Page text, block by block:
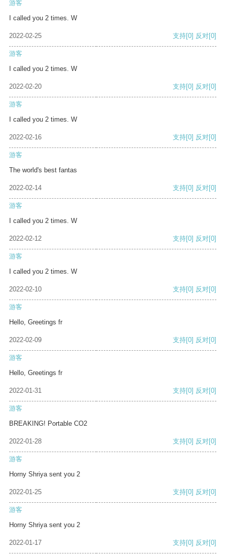
游客
I called you 2 times. W
2022-02-25 支持[0] 反对[0]
游客
I called you 2 times. W
2022-02-20 支持[0] 反对[0]
游客
I called you 2 times. W
2022-02-16 支持[0] 反对[0]
游客
The world's best fantas
2022-02-14 支持[0] 反对[0]
游客
I called you 2 times. W
2022-02-12 支持[0] 反对[0]
游客
I called you 2 times. W
2022-02-10 支持[0] 反对[0]
游客
Hello, Greetings fr
2022-02-09 支持[0] 反对[0]
游客
Hello, Greetings fr
2022-01-31 支持[0] 反对[0]
游客
BREAKING! Portable CO2
2022-01-28 支持[0] 反对[0]
游客
Horny Shriya sent you 2
2022-01-25 支持[0] 反对[0]
游客
Horny Shriya sent you 2
2022-01-17 支持[0] 反对[0]